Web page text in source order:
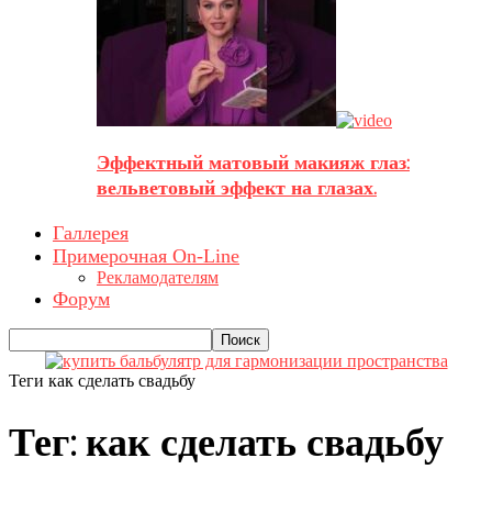
Эффектный матовый макияж глаз:
вельветовый эффект на глазах.
Галлерея
Примерочная On-Line
Рекламодателям
Форум
Теги как сделать свадьбу
Тег: как сделать свадьбу